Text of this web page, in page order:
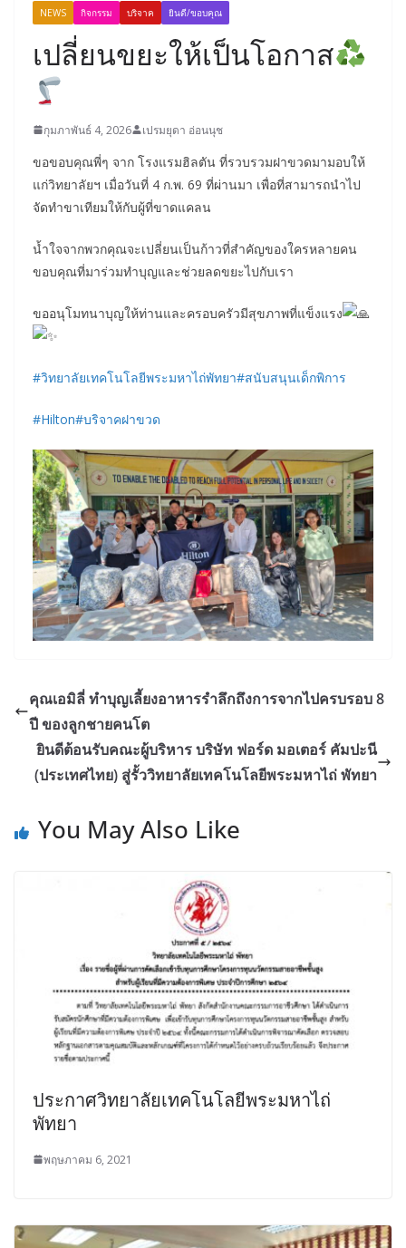
NEWS กิจกรรม บริจาค ยินดี/ขอบคุณ
เปลี่ยนขยะให้เป็นโอกาส
กุมภาพันธ์ 4, 2026 เปรมยุดา อ่อนนุช
ขอขอบคุณพี่ๆ จาก โรงแรมฮิลตัน ที่รวบรวมฝาขวดมามอบให้
แก่วิทยาลัยฯ เมื่อวันที่ 4 ก.พ. 69 ที่ผ่านมา เพื่อที่สามารถนำไป
จัดทำขาเทียมให้กับผู้ที่ขาดแคลน
น้ำใจจากพวกคุณจะเปลี่ยนเป็นก้าวที่สำคัญของใครหลายคน
ขอบคุณที่มาร่วมทำบุญและช่วยลดขยะไปกับเรา
ขออนุโมทนาบุญให้ท่านและครอบครัวมีสุขภาพที่แข็งแรง
#วิทยาลัยเทคโนโลยีพระมหาไถ่พัทยา#สนับสนุนเด็กพิการ
#Hilton#บริจาคฝาขวด
คุณเอมิลี่ ทำบุญเลี้ยงอาหารรำลึกถึงการจากไปครบรอบ 8
ปี ของลูกชายคนโต
ยินดีต้อนรับคณะผู้บริหาร บริษัท ฟอร์ด มอเตอร์ คัมปะนี
(ประเทศไทย) สู่รั้ววิทยาลัยเทคโนโลยีพระมหาไถ่ พัทยา
You May Also Like
ประกาศวิทยาลัยเทคโนโลยีพระมหาไถ่
พัทยา
พฤษภาคม 6, 2021